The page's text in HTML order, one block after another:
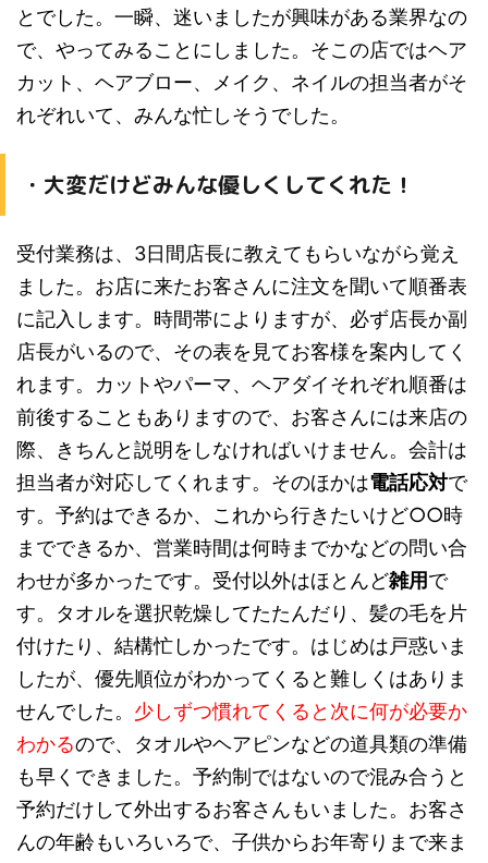
とでした。一瞬、迷いましたが興味がある業界なの
で、やってみることにしました。そこの店ではヘア
カット、ヘアブロー、メイク、ネイルの担当者がそ
れぞれいて、みんな忙しそうでした。
・大変だけどみんな優しくしてくれた！
受付業務は、3日間店長に教えてもらいながら覚え
ました。お店に来たお客さんに注文を聞いて順番表
に記入 します。時間帯によりますが、必ず店長か副
店長がいるので、その表を見てお客様を案内してく
れます。カットやパーマ、ヘアダイそれぞれ順番は
前後することもありますので、お客さんには来店の
際、きちんと説明をしなければいけません。会計は
担当者が対応してくれます。そのほかは電話応対で
す。予約はできるか、これから行きたいけど○○時
までできるか、営業時間は何時までかなどの問い合
わせが多かったです。受付以外はほとんど雑用で
す。タオルを選択乾燥してたたんだり、髪の毛を片
付けたり、結構忙しかったです。はじめは戸惑いま
したが、優先順位がわかってくると難しくはありま
せんでした。 少しずつ慣れてくると次に何が必要か
わかるので、タオルやヘアピンなどの道具類の準備
も早くできました。予約制ではないので混み合うと
予約だけして外出するお客さんもいました。お客さ
んの年齢もいろいろで、子供からお年寄りまで来ま